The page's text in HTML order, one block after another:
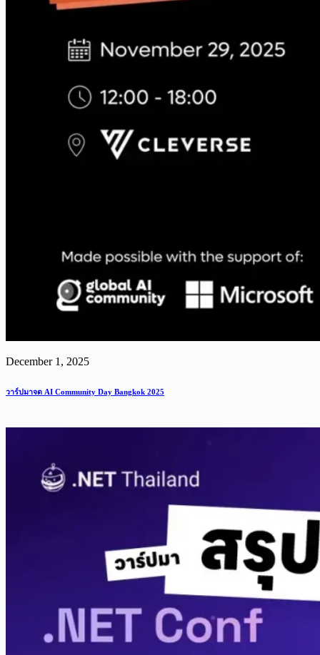
December 1, 2025
วาร์ปมาจด AI Community Day Bangkok 2025